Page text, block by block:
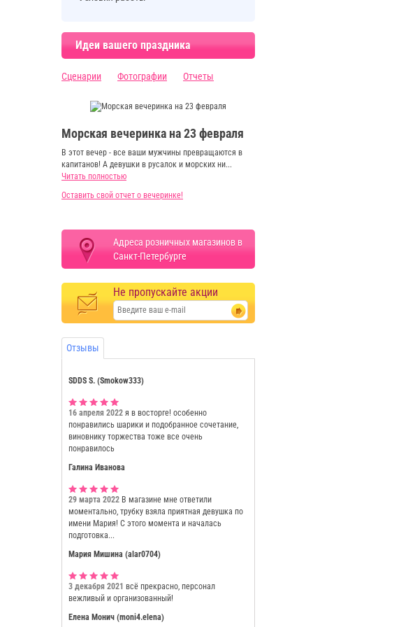
Идеи вашего праздника
Сценарии Фотографии Отчеты
Морская вечеринка на 23 февраля
В этот вечер - все ваши мужчины превращаются в
капитанов! А девушки в русалок и морских ни...
Читать полностью
Оставить свой отчет о вечеринке!
Адреса розничных магазинов в
Санкт-Петербурге
Не пропускайте акции
Отзывы
SDDS S. (Smokow333)
16 апреля 2022 я в восторге! особенно
понравились шарики и подобранное сочетание,
виновнику торжества тоже все очень
понравилось
Галина Иванова
29 марта 2022 В магазине мне ответили
моментально, трубку взяла приятная девушка по
имени Мария! С этого момента и началась
подготовка...
Мария Мишина (alar0704)
3 декабря 2021 всё прекрасно, персонал
вежливый и организованный!
Елена Монич (moni4.elena)